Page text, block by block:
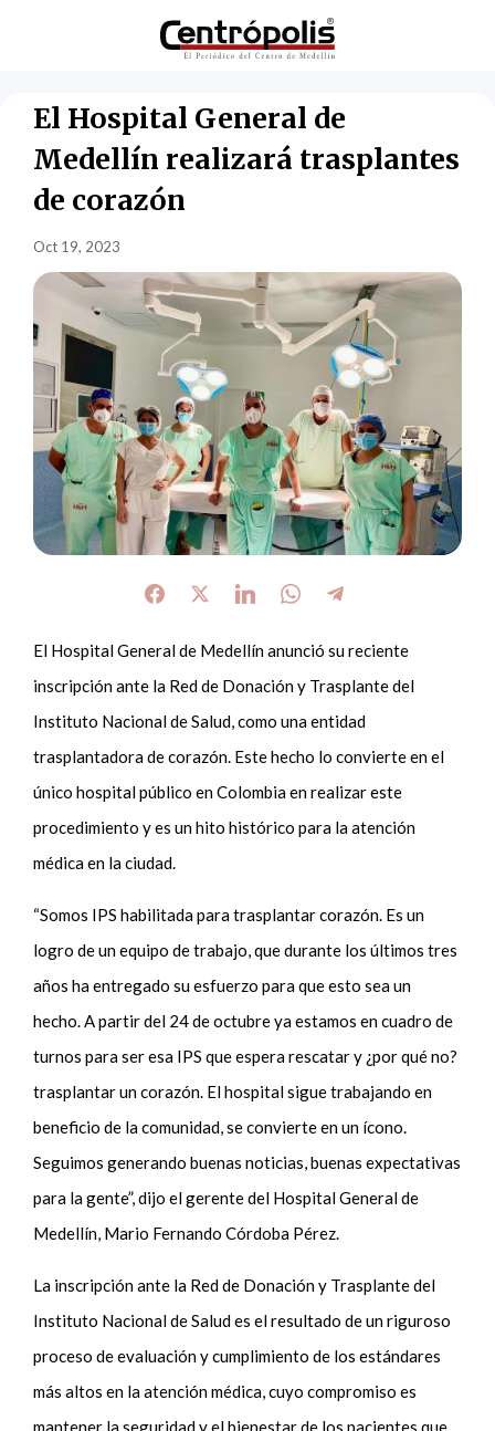
El Hospital General de
Medellín realizará trasplantes
de corazón
Oct 19, 2023
El Hospital General de Medellín anunció su reciente
inscripción ante la Red de Donación y Trasplante del
Instituto Nacional de Salud, como una entidad
trasplantadora de corazón. Este hecho lo convierte en el
único hospital público en Colombia en realizar este
procedimiento y es un hito histórico para la atención
médica en la ciudad.
“Somos IPS habilitada para trasplantar corazón. Es un
logro de un equipo de trabajo, que durante los últimos tres
años ha entregado su esfuerzo para que esto sea un
hecho. A partir del 24 de octubre ya estamos en cuadro de
turnos para ser esa IPS que espera rescatar y ¿por qué no?
trasplantar un corazón. El hospital sigue trabajando en
beneficio de la comunidad, se convierte en un ícono.
Seguimos generando buenas noticias, buenas expectativas
para la gente”, dijo el gerente del Hospital General de
Medellín, Mario Fernando Córdoba Pérez.
La inscripción ante la Red de Donación y Trasplante del
Instituto Nacional de Salud es el resultado de un riguroso
proceso de evaluación y cumplimiento de los estándares
más altos en la atención médica, cuyo compromiso es
mantener la seguridad y el bienestar de los pacientes que